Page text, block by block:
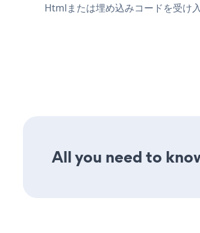
Htmlまたは埋め込みコードを受け
All you need to